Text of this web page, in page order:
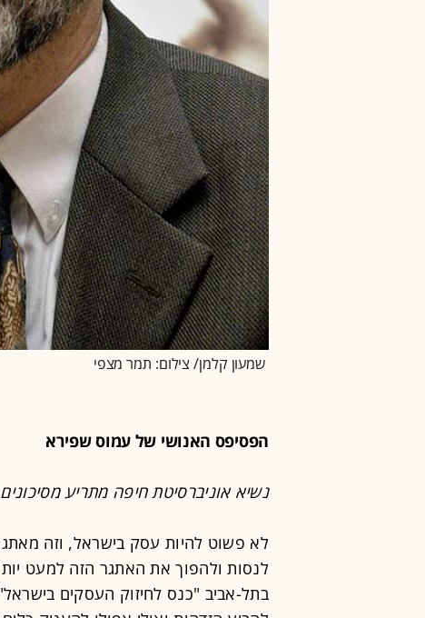
שמעון קלמן/ צילום: תמר מצפי
הפסיפס האנושי של עמוס שפירא
נשיא אוניברסיטת חיפה מתריע
לא פשוט להיות עסק בישראל, וזה
לנסות ולהפוך את האתגר הזה למעט
בתל-אביב "כנס לחיזוק העסקים